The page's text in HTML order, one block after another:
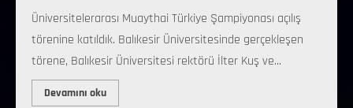
Üniversitelerarası Muaythai Türkiye Şampiyonası açılış
törenine katıldık. Balıkesir Üniversitesinde gerçekleşen
törene, Balıkesir Üniversitesi rektörü İlter Kuş ve...
Devamını oku